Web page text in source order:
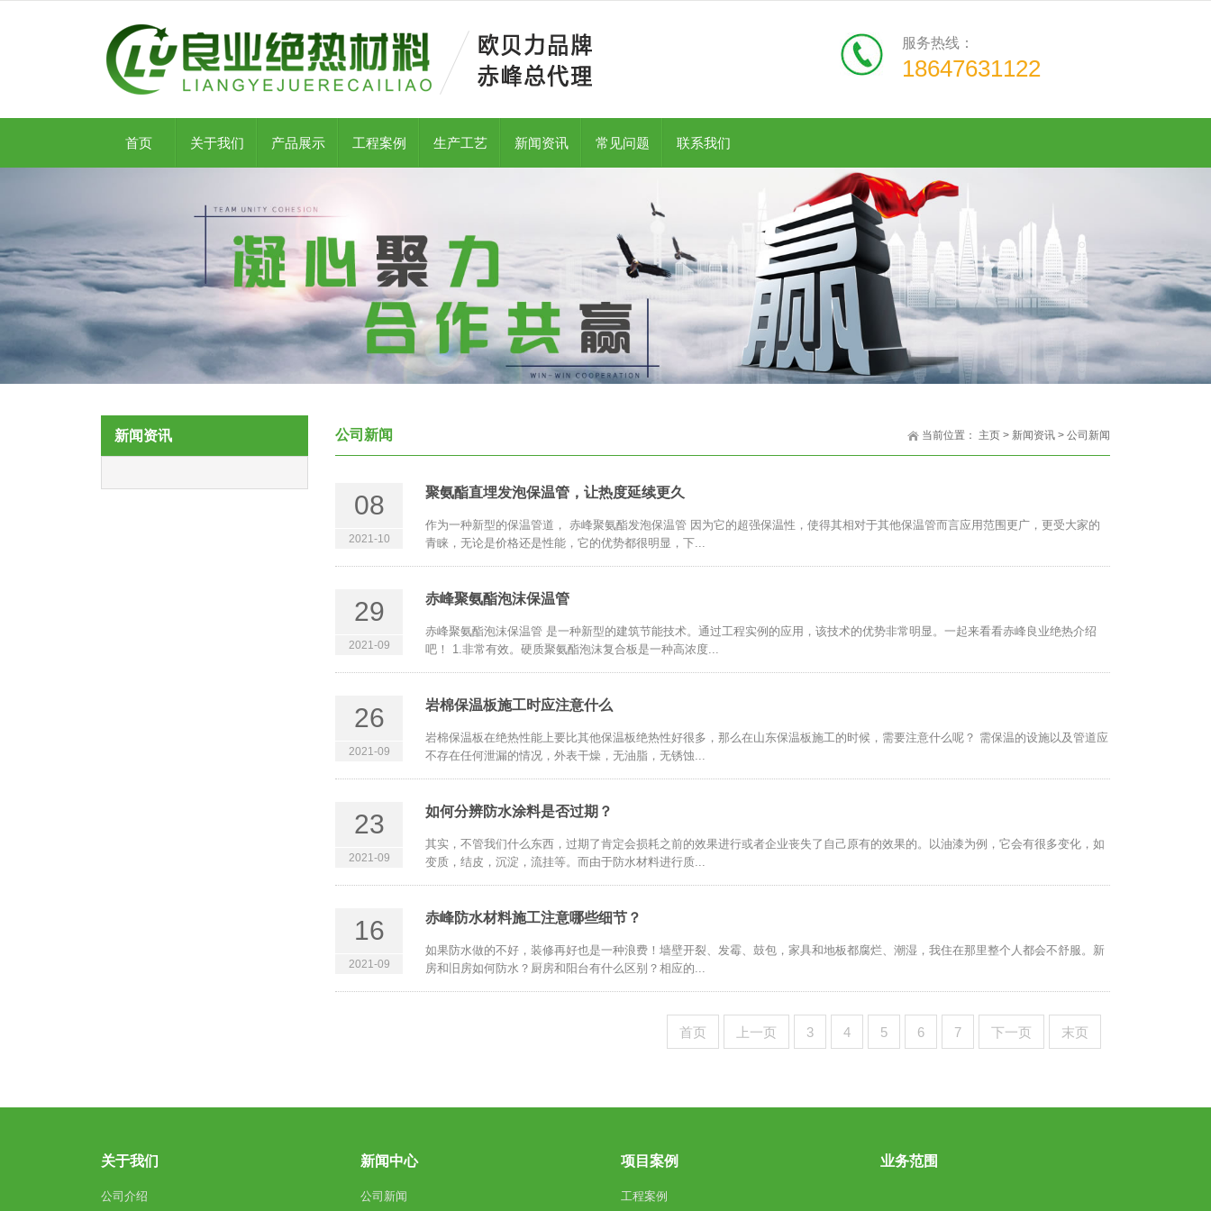
服务热线：
18647631122
首页 关于我们 产品展示 工程案例 生产工艺 新闻资讯 常见问题 联系我们
当前位置： 主页 > 新闻资讯 > 公司新闻
公司新闻
08
2021-10
聚氨酯直埋发泡保温管，让热度延续更久
作为一种新型的保温管道， 赤峰聚氨酯发泡保温管 因为它的超强保温性，使得其相对于其他保温管而言应用范围更广，更受大家的
青睐，无论是价格还是性能，它的优势都很明显，下...
29
2021-09
赤峰聚氨酯泡沫保温管
赤峰聚氨酯泡沫保温管 是一种新型的建筑节能技术。通过工程实例的应用，该技术的优势非常明显。一起来看看赤峰良业绝热介绍
吧！ 1.非常有效。硬质聚氨酯泡沫复合板是一种高浓度...
26
2021-09
岩棉保温板施工时应注意什么
岩棉保温板在绝热性能上要比其他保温板绝热性好很多，那么在山东保温板施工的时候，需要注意什么呢？ 需保温的设施以及管道应
不存在任何泄漏的情况，外表干燥，无油脂，无锈蚀...
23
2021-09
如何分辨防水涂料是否过期？
其实，不管我们什么东西，过期了肯定会损耗之前的效果进行或者企业丧失了自己原有的效果的。以油漆为例，它会有很多变化，如
变质，结皮，沉淀，流挂等。而由于防水材料进行质...
16
2021-09
赤峰防水材料施工注意哪些细节？
如果防水做的不好，装修再好也是一种浪费！墙壁开裂、发霉、鼓包，家具和地板都腐烂、潮湿，我住在那里整个人都会不舒服。新
房和旧房如何防水？厨房和阳台有什么区别？相应的...
首页 上一页 3 4 5 6 7 下一页 末页
新闻资讯
关于我们
公司介绍
新闻中心
公司新闻
项目案例
工程案例
业务范围